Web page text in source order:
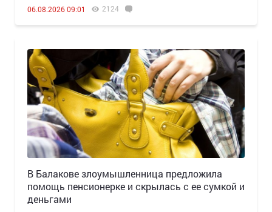
06.08.2026 09:01 2124
В Балакове злоумышленница предложила
помощь пенсионерке и скрылась с ее сумкой и
деньгами